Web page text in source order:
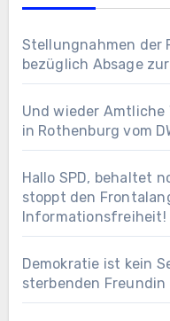
Stellungnahmen der
bezüglich Absage
Und wieder Amtliche
in Rothenburg vom
Hallo SPD, behaltet
stoppt den
Informationsfreiheit!
Demokratie ist kein
sterbenden Freundin